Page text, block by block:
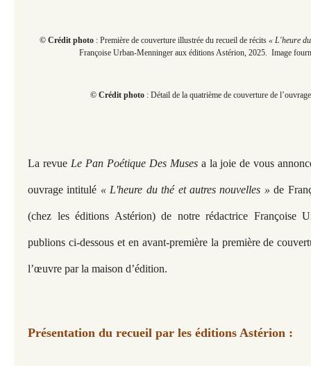
© Crédit photo : Première de couverture illustrée du recueil de récits« L'heure du
Françoise Urban-Menninger aux éditions Astérion, 2025. Image
© Crédit photo : Détail de la quatrième de couverture de
La revue Le Pan Poétique Des Muses a la joie de vous
ouvrage intitulé « L'heure du thé et autres nouvelles »de
(chez les éditions Astérion) de notre rédactrice Françoise
publions ci-dessous et en avant-première la première de
l’œuvre par la maison d’édition.
Présentation du recueil par les éditions Astérion :